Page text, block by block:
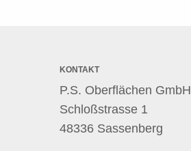
KONTAKT
P.S. Oberflächen GmbH
Schloßstrasse 1
48336 Sassenberg